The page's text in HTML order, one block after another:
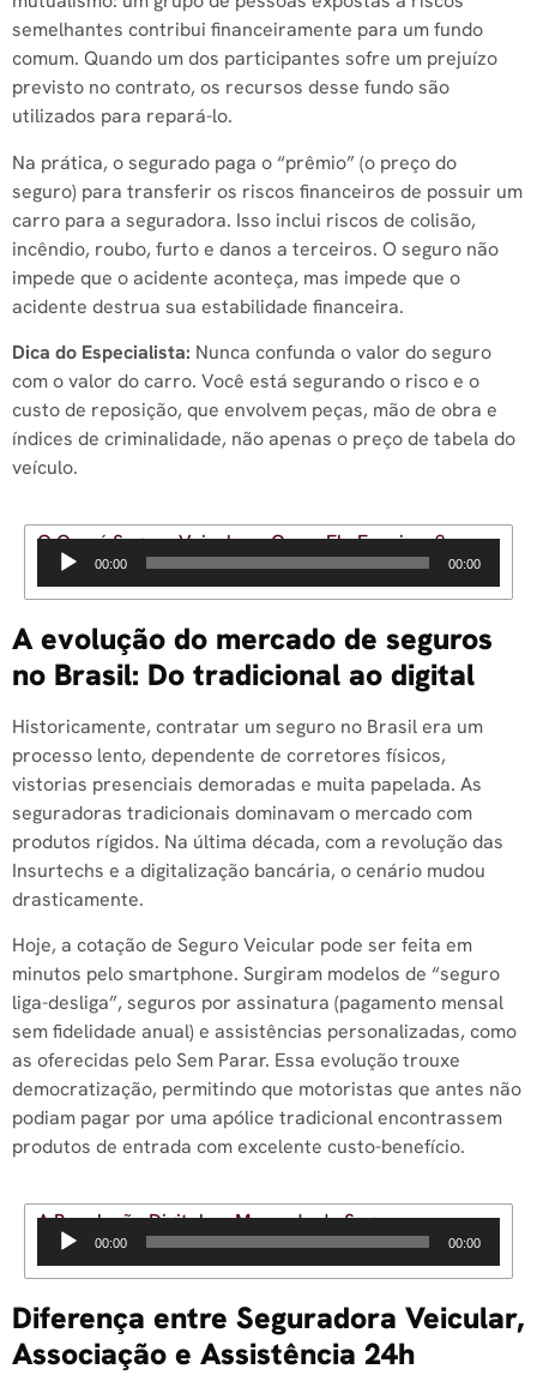
semelhantes contribui financeiramente para um fundo
comum. Quando um dos participantes sofre um prejuízo
previsto no contrato, os recursos desse fundo são
utilizados para repará-lo.
Na prática, o segurado paga o “prêmio” (o preço do
seguro) para transferir os riscos financeiros de possuir um
carro para a seguradora. Isso inclui riscos de colisão,
incêndio, roubo, furto e danos a terceiros. O seguro não
impede que o acidente aconteça, mas impede que o
acidente destrua sua estabilidade financeira.
Dica do Especialista: Nunca confunda o valor do seguro
com o valor do carro. Você está segurando o risco e o
custo de reposição, que envolvem peças, mão de obra e
índices de criminalidade, não apenas o preço de tabela do
veículo.
O Que é Seguro Veicular e Como Ele Funciona?
Tocador
de
00:00 00:00
A evolução do mercado de seguros
no Brasil: Do tradicional ao digital
Historicamente, contratar um seguro no Brasil era um
processo lento, dependente de corretores físicos,
vistorias presenciais demoradas e muita papelada. As
seguradoras tradicionais dominavam o mercado com
produtos rígidos. Na última década, com a revolução das
Insurtechs e a digitalização bancária, o cenário mudou
drasticamente.
Hoje, a cotação de Seguro Veicular pode ser feita em
minutos pelo smartphone. Surgiram modelos de “seguro
liga-desliga”, seguros por assinatura (pagamento mensal
sem fidelidade anual) e assistências personalizadas, como
as oferecidas pelo Sem Parar. Essa evolução trouxe
democratização, permitindo que motoristas que antes não
podiam pagar por uma apólice tradicional encontrassem
produtos de entrada com excelente custo-benefício.
A Revolução Digital no Mercado de Seguros
Tocador
de
00:00 00:00
Diferença entre Seguradora Veicular,
Associação e Assistência 24h